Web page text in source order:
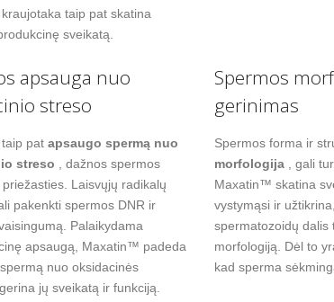
taip pat skatina
sveikatą.
apsauga nuo
streso
patapsaugo spermą nuo
streso , dažnos spermos
Laisvųjų radikalų
pakenkti spermos DNR ir
Palaikydama
apsaugą, Maxatin™ padeda
nuo oksidacinės
jų sveikatą ir funkciją.
Spermos
gerinimas
Spermos forma ir
morfologija , gali
Maxatin™ skatina
vystymąsi ir
spermatozoidų dalis
morfologiją. Dėl to
kad sperma